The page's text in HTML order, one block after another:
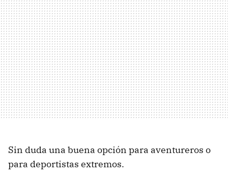
Sin duda una buena opción para aventureros o
para deportistas extremos.